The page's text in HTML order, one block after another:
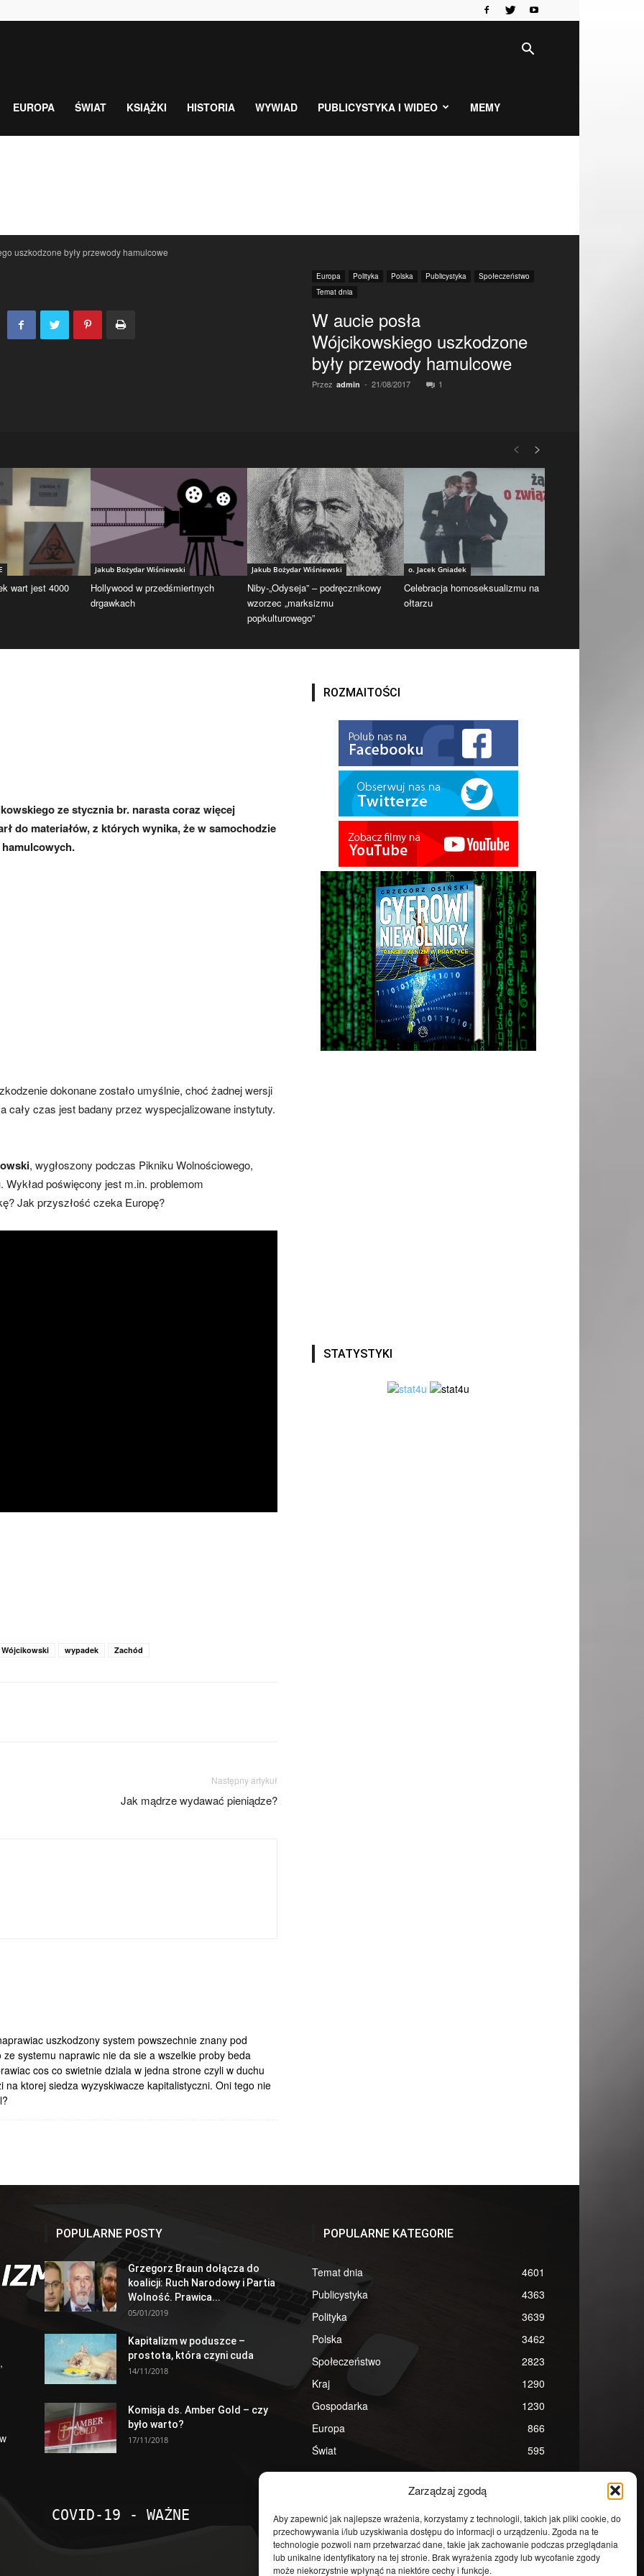
Zarządzaj zgodą
Aby zapewnić jak najlepsze wrażenia, korzystamy z technologii, takich jak pliki cookie, do
przechowywania i/lub uzyskiwania dostępu do informacji o urządzeniu. Zgoda na te
technologie pozwoli nam przetwarzać dane, takie jak zachowanie podczas przeglądania
lub unikalne identyfikatory na tej stronie. Brak wyrażenia zgody lub wycofanie zgody
może niekorzystnie wpłynąć na niektóre cechy i funkcje.
EUROPA ŚWIAT KSIĄŻKI HISTORIA WYWIAD PUBLICYSTYKA I WIDEO MEMY
uszkodzone były przewody hamulcowe
Europa Polityka Polska Publicystyka
Społeczeństwo
Temat dnia
W aucie posła
Wójcikowskiego uszkodzone
były przewody hamulcowe
Przez admin - 21/08/2017 1
wart jest 4000
Jakub Bożydar Wiśniewski
Hollywood w przedśmiertnych
drgawkach
Jakub Bożydar Wiśniewski
Niby-„Odyseja” – podręcznikowy
wzorzec „marksizmu
popkulturowego”
o. Jacek Gniadek
Celebracja homoseksualizmu na
ołtarzu
ze stycznia br. narasta coraz więcej
do materiałów, z których wynika, że w samochodzie
dokonane zostało umyślnie, choć żadnej wersji
cały czas jest badany przez wyspecjalizowane instytuty.
, wygłoszony podczas Pikniku Wolnościowego,
poświęcony jest m.in. problemom
Jak przyszłość czeka Europę?
Wójcikowski wypadek Zachód
Następny artykuł
Jak mądrze wydawać pieniądze?
uszkodzony system powszechnie znany pod
systemu naprawic nie da sie a wszelkie proby beda
cos co swietnie dziala w jedna strone czyli w duchu
ktorej siedza wyzyskiwacze kapitalistyczni. Oni tego nie
ROZMAITOŚCI
STATYSTYKI
POPULARNE POSTY
Grzegorz Braun dołącza do
koalicji: Ruch Narodowy i Partia
Wolność. Prawica...
05/01/2019
Kapitalizm w poduszce –
prostota, która czyni cuda
14/11/2018
Komisja ds. Amber Gold – czy
było warto?
17/11/2018
COVID-19 - WAŻNE
POPULARNE KATEGORIE
Temat dnia
4601
Publicystyka
4363
Polityka
3639
Polska
3462
Społeczeństwo
2823
Kraj
1290
Gospodarka
1230
Europa
866
Świat
595